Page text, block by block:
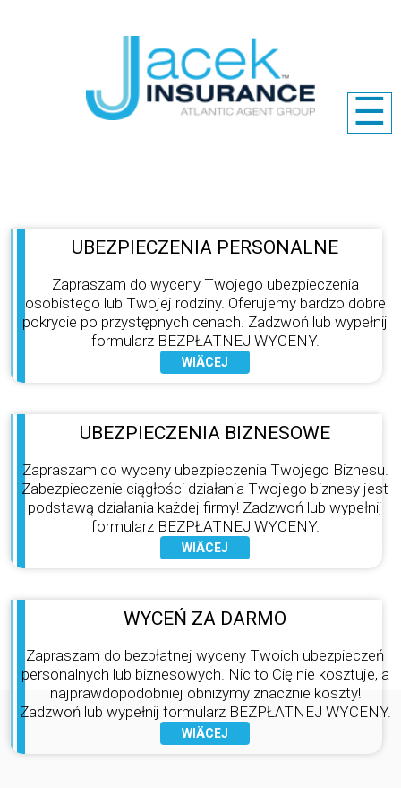
☰
UBEZPIECZENIA PERSONALNE
Zapraszam do wyceny Twojego ubezpieczenia
osobistego lub Twojej rodziny. Oferujemy bardzo dobre
pokrycie po przystępnych cenach. Zadzwoń lub wypełnij
formularz BEZPŁATNEJ WYCENY.
UBEZPIECZENIA BIZNESOWE
Zapraszam do wyceny ubezpieczenia Twojego Biznesu.
Zabezpieczenie ciągłości działania Twojego biznesy jest
podstawą działania każdej firmy! Zadzwoń lub wypełnij
formularz BEZPŁATNEJ WYCENY.
WYCEŃ ZA DARMO
Zapraszam do bezpłatnej wyceny Twoich ubezpieczeń
personalnych lub biznesowych. Nic to Cię nie kosztuje, a
najprawdopodobniej obniżymy znacznie koszty!
Zadzwoń lub wypełnij formularz BEZPŁATNEJ WYCENY.